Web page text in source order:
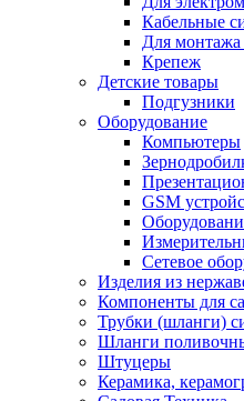
Кабельные
Для
Крепеж
Детские товары
Подгузники
Оборудование
Компьютеры
GSM
Сетевое
Изделия из
Компоненты для
Трубки (шланги)
Шланги
Штуцеры
Керамика,